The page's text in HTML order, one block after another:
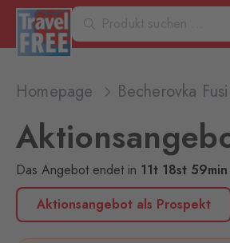
Homepage Becherovka
Das Angebot endet in 11t 18st 59min
Aktionsangebot als Prospekt